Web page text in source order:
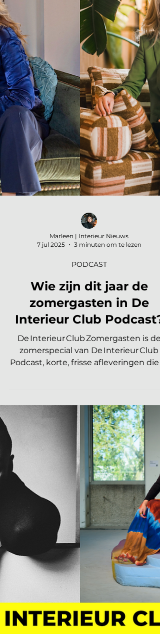
Marleen | Interieur Nieuws
Wie zijn dit jaar de
zomergasten in De
Interieur Club Podcast?
De Interieur Club Zomergasten is de
elke maandag in juli en...